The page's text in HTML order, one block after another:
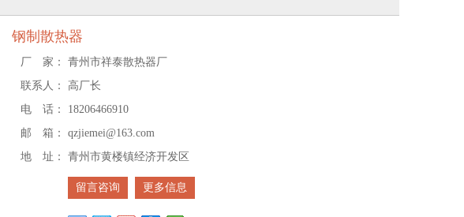
钢制散热器
厂 家：
青州市祥泰散热器厂
联系人：
高厂长
电 话：
18206466910
邮 箱：
qzjiemei@163.com
地 址：
青州市黄楼镇经济开发区
留言咨询 更多信息